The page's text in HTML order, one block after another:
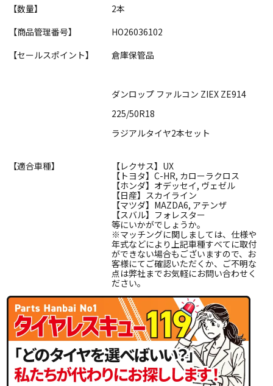
【数量】
2本
【商品管理番号】
HO26036102
【セールスポイント】
倉庫保管品
ダンロップ ファルコン ZIEX ZE914
225/50R18
ラジアルタイヤ2本セット
【適合車種】
【レクサス】UX
【トヨタ】C-HR, カローラクロス
【ホンダ】オデッセイ, ヴェゼル
【日産】スカイライン
【マツダ】MAZDA6, アテンザ
【スバル】フォレスター
等にいかがでしょうか。
※マッチングに関しましては、仕様や
年式などにより上記車種すべてに取付
ができない場合もございますので、お
客様にてご確認いただくか、ご不明な
点は弊社までお気軽にお問い合わせく
ださい。